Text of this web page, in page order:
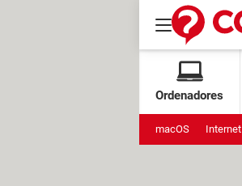
Ordenadores
macOS Internet